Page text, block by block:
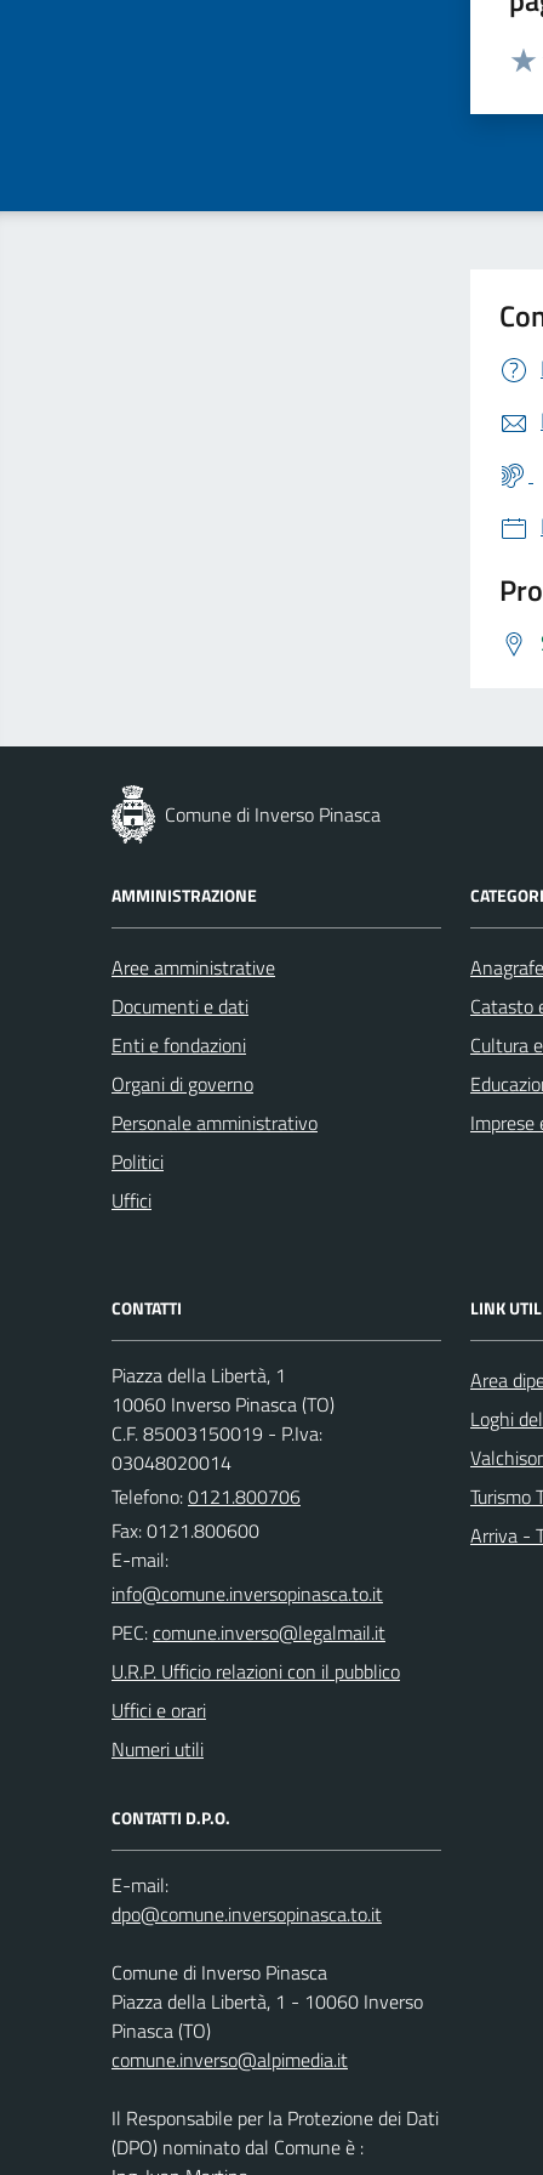
Comune di Inverso Pinasca
AMMINISTRAZIONE
Aree amministrative
Documenti e dati
Enti e fondazioni
Organi di governo
Personale amministrativo
Politici
Uffici
Catasto
Cultura
Imprese
CONTATTI
Piazza della Libertà, 1
10060 Inverso Pinasca (TO)
C.F. 85003150019 - P.Iva:
03048020014
Telefono:0121.800706
Fax: 0121.800600
E-mail:
PEC:
U.R.P. Ufficio relazioni con il pubblico
Uffici e orari
Numeri utili
CONTATTI D.P.O.
E-mail:
Comune di Inverso Pinasca
Piazza della Libertà, 1 - 10060 Inverso
Pinasca (TO)
comune.inverso@alpimedia.it
Il Responsabile per la Protezione dei Dati
(DPO) nominato dal Comune è :
LINK
Area
Loghi
Turismo
Arriva -